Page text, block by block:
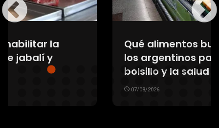
Qué alimentos buscan reducir
los argentinos para cuidar el
bolsillo y la salud